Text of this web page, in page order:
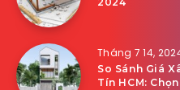
Tháng 7 14,
So Sánh Giá
Tín HCM: